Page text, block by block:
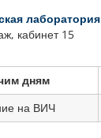
лаборатория
кабинет 15
дням
на ВИЧ